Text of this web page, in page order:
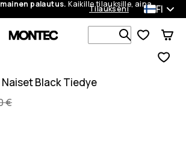
palautus. Kaikille tilauksille, aina.
Tilaukseni FI
Etsi 1 000+
Black Tiedye
€
5